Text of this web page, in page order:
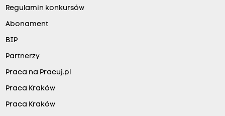
Regulamin konkursów
Abonament
BIP
Partnerzy
Praca na Pracuj.pl
Praca Kraków
Praca Kraków